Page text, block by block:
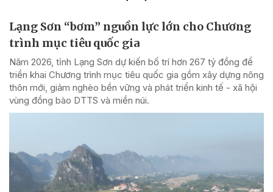
Lạng Sơn “bơm” nguồn lực lớn cho Chương
trình mục tiêu quốc gia
Năm 2026, tỉnh Lạng Sơn dự kiến bố trí hơn 267 tỷ đồng để
triển khai Chương trình mục tiêu quốc gia gồm xây dựng nông
thôn mới, giảm nghèo bền vững và phát triển kinh tế - xã hội
vùng đồng bào DTTS và miền núi.